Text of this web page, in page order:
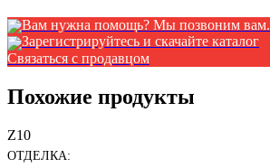
Вам нужна помощь? Мы позвоним вам.
Зарегистрируйтесь и скачайте каталог
Связаться с продавцом
Похожие продукты
Z10
ОТДЕЛКА: